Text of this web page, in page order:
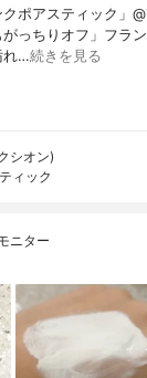
クポアスティック」
っちりオフ」フラ
れ…続きを見る
シオン)
ィック
ニター